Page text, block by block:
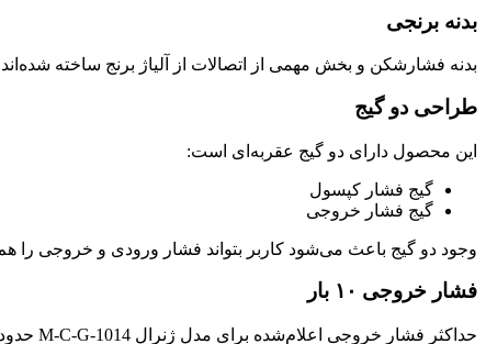
بدنه برنجی
بدنه فشارشکن و بخش مهمی از اتصالات از آلیاژ برنج ساخته
طراحی دو گیج
این محصول دارای دو گیج عقربه‌ای است:
گیج فشار کپسول
گیج فشار خروجی
وجود دو گیج باعث می‌شود کاربر بتواند فشار ورودی و خروجی را
فشار خروجی ۱۰ بار
حداکثر فشار خروجی اعلام‌شده برای مدل ژنرال M-C-G-1014 حدود ۱۰ بار است. این فشار از طریق پیچ تنظیم روی بدنه کنترل می‌شود.